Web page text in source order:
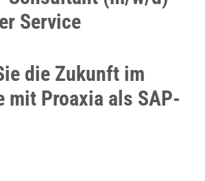
Service
die Zukunft im
mit Proaxia als SAP-